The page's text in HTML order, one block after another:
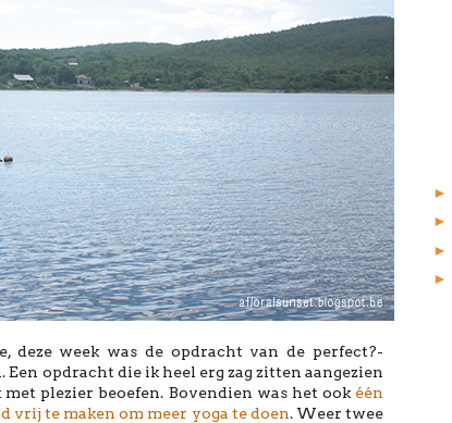
deze week was de opdracht van de perfect?-
Een opdracht die ik heel erg zag zitten aangezien
plezier beoefen. Bovendien was het ook één
vrij te maken om meer yoga te doen. Weer twee
►
►
►
►